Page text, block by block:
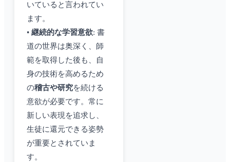
いていると言われてい
ます。
• 継続的な学習意欲: 書
道の世界は奥深く、師
範を取得した後も、自
身の技術を高めるため
の稽古や研究を続ける
意欲が必要です。常に
新しい表現を追求し、
生徒に還元できる姿勢
が重要とされていま
す。